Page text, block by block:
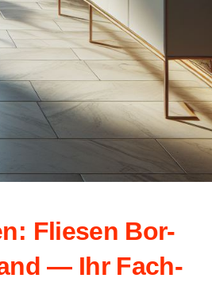
Flie­sen Bor­
— Ihr Fach­